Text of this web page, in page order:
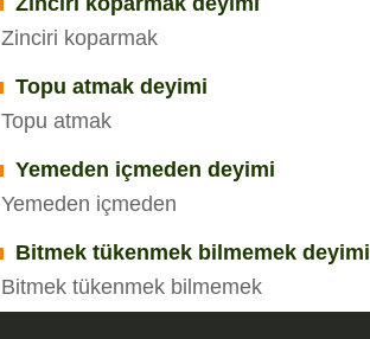
Zinciri koparmak
Topu atmak deyimi
Topu atmak
Yemeden içmeden deyimi
Yemeden içmeden
Bitmek tükenmek bilmemek deyimi
Bitmek tükenmek bilmemek